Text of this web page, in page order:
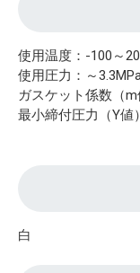
使用温度：-100～
使用圧力：～
ガスケット係数（
最小締付圧力（Y値
3.4N/㎜2（
白